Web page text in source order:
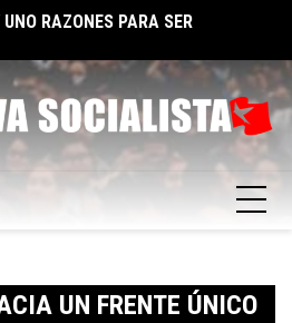
RAZONES PARA SER
UN FRENTE ÚNICO